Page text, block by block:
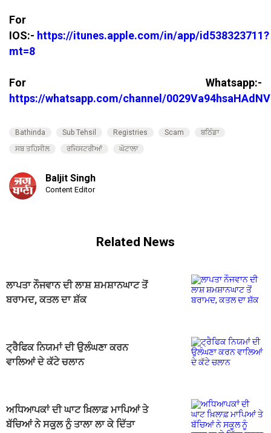
For
IOS:- https://itunes.apple.com/in/app/id538323711?
mt=8
For Whatsapp:-
https://whatsapp.com/channel/
Bathinda Sub Tehsil Registries Scam
ਬਠਿੰਡਾ
ਸਬ ਤਹਿਸੀਲ
ਰਜਿਸਟਰੀਆਂ ਘੋਟਾਲਾ
Baljit Singh
Content Editor
Related News
ਲਾਪਤਾ ਨੌਜਵਾਨ ਦੀ ਲਾਸ਼ ਸ਼ਮਸ਼ਾਨਘਾਟ ਤੋਂ
ਬਰਾਮਦ, ਕਤਲ ਦਾ ਸ਼ੱਕ
ਟ੍ਰੈਫਿਕ ਨਿਯਮਾਂ ਦੀ ਉਲੰਘਣਾ ਕਰਨ
ਵਾਲਿਆਂ ਦੇ ਕੱਟੇ ਚਲਾਨ
ਅਧਿਆਪਕਾਂ ਦੀ ਘਾਟ ਖ਼ਿਲਾਫ਼ ਮਾਪਿਆਂ ਤੇ
ਬੱਚਿਆਂ ਨੇ ਸਕੂਲ ਨੂੰ ਤਾਲਾ ਲਾ ਕੇ ਦਿੱਤਾ